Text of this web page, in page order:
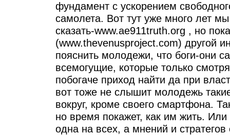
фундамент с ускорением
самолета. Вот тут уже много лет
сказать-www.ae911truth.org , но
(www.thevenusproject.com) другой
пояснить молодежи, что боги-они
всемогущие, которые только
побогаче приход найти да при
вот тоже не слышит молодежь
вокруг, кроме своего смартфона.
но время покажет, как им жить.
одна на всех, а мнений и стратегов